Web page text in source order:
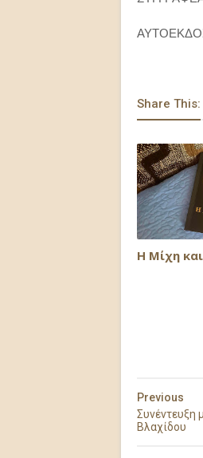
Share This:
Η Μίχη
Previous
Συνέντευξη
Βλαχίδου